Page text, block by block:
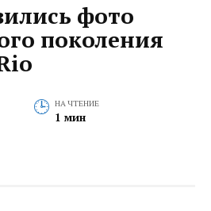
фото
поколения
НА ЧТЕНИЕ
1 мин